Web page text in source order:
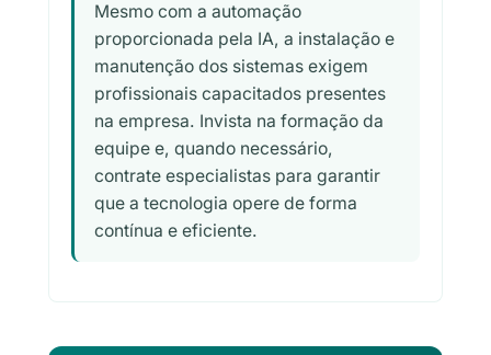
Mesmo com a automação
proporcionada pela IA, a instalação e
manutenção dos sistemas exigem
profissionais capacitados presentes
na empresa. Invista na formação da
equipe e, quando necessário,
contrate especialistas para garantir
que a tecnologia opere de forma
contínua e eficiente.